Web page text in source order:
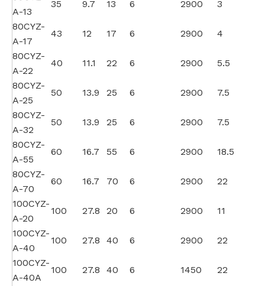
A-13
35 9.7 13 6 2900
3
80CYZ-
A-17
43 12 17 6 2900
4
80CYZ-
A-22
40 11.1 22 6 2900
5.5
80CYZ-
A-25
50 13.9 25 6 2900
7.5
80CYZ-
A-32
50 13.9 25 6 2900
7.5
80CYZ-
A-55
60 16.7 55 6 2900
18.5
80CYZ-
A-70
60 16.7 70 6 2900
22
100CYZ-
A-20
100 27.8 20 6 2900
11
100CYZ-
A-40
100 27.8 40 6 2900
22
100CYZ-
A-40A
100 27.8 40 6 1450
22